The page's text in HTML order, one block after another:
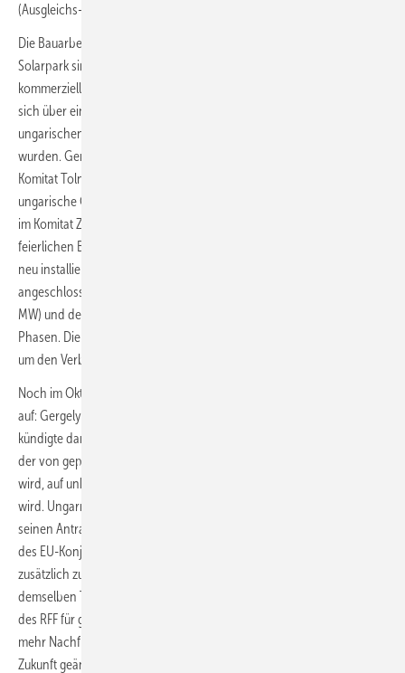
(Ausgleichs-)Energieanlagen.
Die Bauarbeiten für den MET Gerjen Solarpark und den MET Söjtör
Solarpark sind abgeschlossen und die Solarkraftwerke haben den
kommerziellen Betrieb aufgenommen. Die Investitionen erstrecken
sich über eine Fläche von insgesamt 170 Hektar in den beiden
ungarischen Gemeinden, wo fast 180.000 Solarzellen installiert
wurden. Gerjen ist eine ungarische Gemeinde im Kreis Paks im
Komitat Tolna. Sie liegt am rechten Ufer der Donau. Söjtör ist eine
ungarische Gemeinde mit gut 1.500 Einwohnern im Kreis Zalaegerszeg
im Komitat Zala. Die Fertigstellung der Projekte wurde mit einer
feierlichen Banddurchtrennung gefeiert. Die Solarparks werden über
neu installierte Hochspannungsschaltanlagen an das Stromnetz
angeschlossen. Die Inbetriebnahme des MET Gerjen Solarparks (51
MW) und des MET Söjtör Solarparks (45 MW) erfolgte in mehreren
Phasen. Die beiden Anlagen werden genügend Ökostrom erzeugen,
um den Verbrauch von rund 50 Tausend Haushalten zu decken.
Noch im Oktober 2022 schreckte Ungarn die Solarbranche
auf: Gergely Gulyás, der Minister im Dienste des Premierministers,
kündigte damals bei der Regierungsbesprechung an, dass der Strom,
der von geplanten, aber noch nicht lizenzierten Solaranlagen erzeugt
wird, auf unbestimmte Zeit nicht vom Stromnetz akzeptiert
wird. Ungarn verhandelt mit der Europäischen Kommission über
seinen Antrag auf Zugang zu den 9,6 Milliarden Euro, die im Rahmen
des EU-Konjunkturprogramms COVID-19 (RRF) bereitgestellt werden,
zusätzlich zu den 7,2 Milliarden Euro an Zuschüssen, die aus
demselben Topf erwartet werden. Laut Gulyás würde das Darlehen
des RFF für grüne Energie verwendet werden, aber im Moment gibt es
mehr Nachfrage, als das Netz aufnehmen kann, sodass die Regeln in
Zukunft geändert werden müssen.